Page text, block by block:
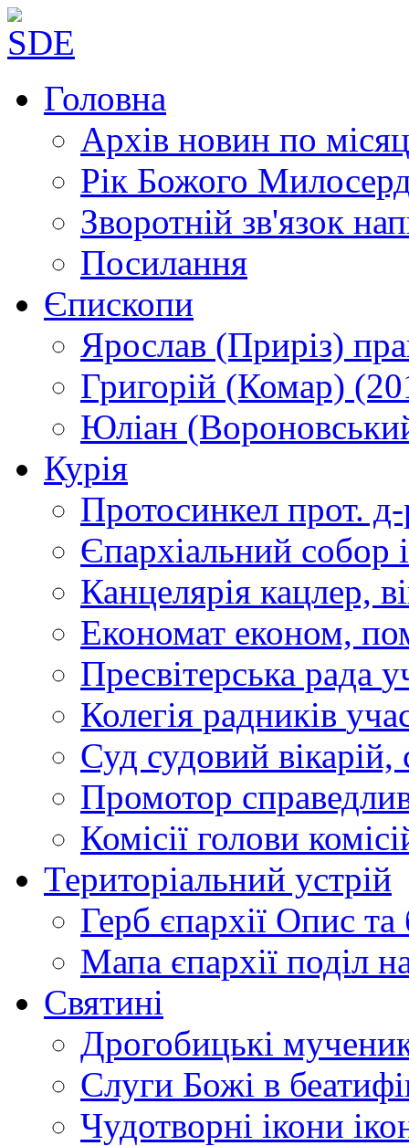
Головна
Архів новин по
Рік Божого
Зворотній зв'язок
Посилання
Єпископи
Ярослав (Приріз)
Григорій (Комар)
Юліан
Курія
Протосинкел прот.
Єпархіальний собор
Канцелярія кацлер,
Економат економ,
Пресвітерська рада
Колегія радників
Суд судовий вікарій,
Промотор
Комісії голови
Територіальний устрій
Герб єпархії Опис та
Мапа єпархії поділ
Святині
Дрогобицькі
Слуги Божі в
Чудотворні ікони